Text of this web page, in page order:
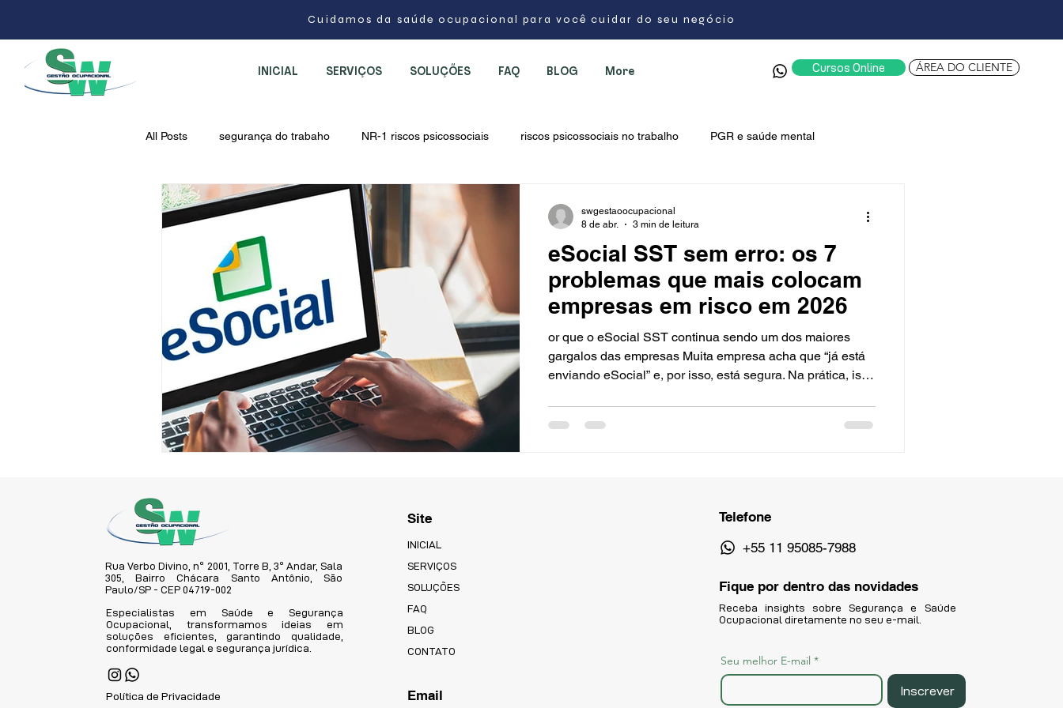
Cuidamos da saúde ocupacional para você cuidar do seu negócio
INICIAL SERVIÇOS SOLUÇÕES FAQ BLOG More Cursos Online ÁREA DO CLIENTE
All Posts segurança do trabaho NR-1 riscos psicossociais riscos psicossociais no trabalho PGR e saúde mental
adequação NR-1 2026 GRO riscos psicossociais
eSocial S-2210 S-2220 S-2240 erros no eSocial SST medicina do trabalho eSocial segurança do trabalho eSocial
eSocial SST sem erro: os 7
problemas que mais colocam
empresas em risco em 2026
or que o eSocial SST continua sendo um dos maiores
gargalos das empresas Muita empresa acha que “já está
enviando eSocial” e, por isso, está segura. Na prática, isso
conformidade.
swgestaoocupacional
8 de abr.
3 min de leitura
Rua Verbo Divino, nº 2001, Torre B, 3º Andar, Sala
305, Bairro Chácara Santo Antônio, São
Paulo/SP - CEP 04719-002
Especialistas em Saúde e Segurança
Ocupacional, transformamos ideias em
soluções eficientes, garantindo qualidade,
conformidade legal e segurança jurídica.
Política de Privacidade
Site
INICIAL
SERVIÇOS
SOLUÇÕES
FAQ
BLOG
CONTATO
Email
Telefone
+55 11 95085-7988
Fique por dentro das novidades
Receba insights sobre Segurança e Saúde
Ocupacional diretamente no seu e-mail.
Seu melhor E-mail *
Inscrever